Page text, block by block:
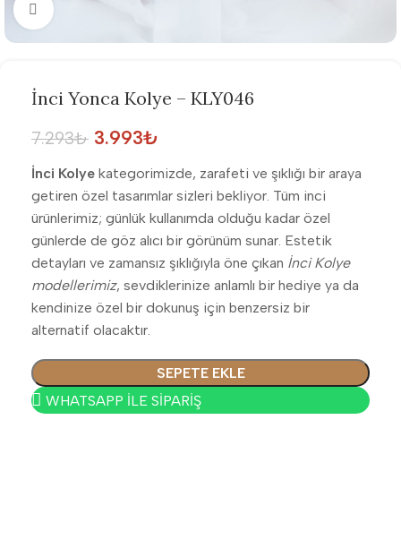
Büyütmek için tıklayın
İnci Yonca Kolye – KLY046
7.293₺ 3.993₺
İnci Kolye kategorimizde, zarafeti ve şıklığı bir araya
getiren özel tasarımlar sizleri bekliyor. Tüm inci
ürünlerimiz; günlük kullanımda olduğu kadar özel
günlerde de göz alıcı bir görünüm sunar. Estetik
detayları ve zamansız şıklığıyla öne çıkan İnci Kolye
modellerimiz, sevdiklerinize anlamlı bir hediye ya da
kendinize özel bir dokunuş için benzersiz bir
alternatif olacaktır.
SEPETE EKLE
WHATSAPP İLE SİPARİŞ